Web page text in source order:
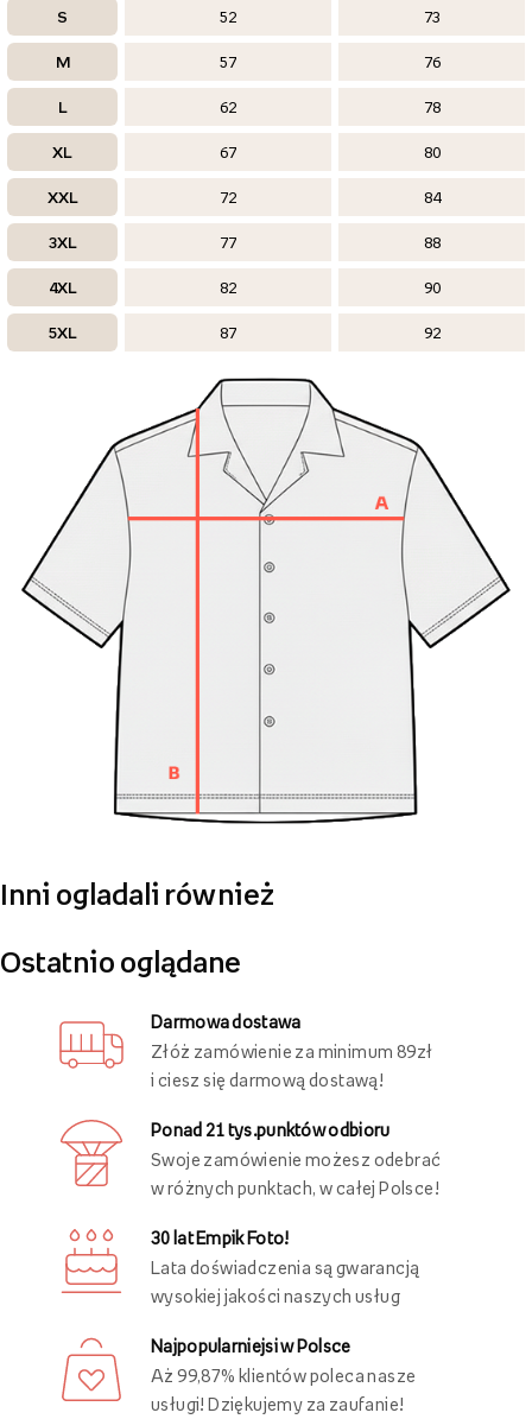
S 52 73
M 57 76
L 62 78
XL 67 80
XXL 72 84
3XL 77 88
4XL 82 90
5XL 87 92
Inni ogladali również
Ostatnio oglądane
Darmowa dostawa
Złóż zamówienie za minimum 89zł
i ciesz się darmową dostawą!
Ponad 21 tys.punktów odbioru
Swoje zamówienie możesz odebrać
w różnych punktach, w całej Polsce!
30 lat Empik Foto!
Lata doświadczenia są gwarancją
wysokiej jakości naszych usług
Najpopularniejsi w Polsce
Aż 99,87% klientów poleca nasze
usługi! Dziękujemy za zaufanie!